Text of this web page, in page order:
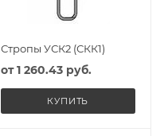
Стропы УСК2 (СКК1)
от1 260.43 руб.
КУПИТЬ